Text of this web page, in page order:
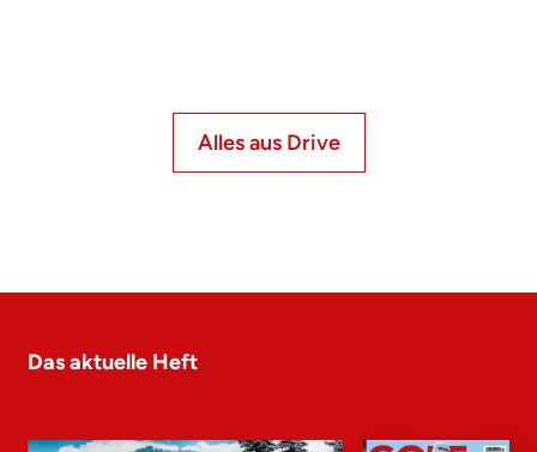
Alles aus Drive
Das aktuelle Heft